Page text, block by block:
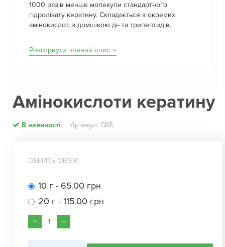
1000 разів менше молекули стандартного
гідролізату кератину. Складається з окремих
амінокислот, з домішкою ді- та трипептидів.
Розгорнути повний опис
Амінокислоти кератину
В наявності Артикул: СК6
ОБЕРІТЬ ОБʼЕМ
10 г - 65.00 грн
20 г - 115.00 грн